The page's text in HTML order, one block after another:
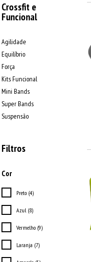
Crossfit e
Funcional
Agilidade
Equilíbrio
Força
Kits Funcional
Mini Bands
Super Bands
Suspensão
Filtros
Cor
Preto (4)
Azul (8)
Vermelho (9)
Laranja (7)